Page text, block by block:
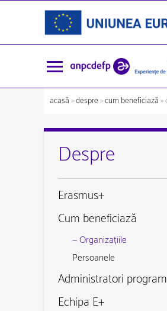
acasă»despre»cum beneficiază»
Despre
Erasmus+
Cum beneficiază
— Organizațiile
Persoanele
Administratori program
Echipa E+